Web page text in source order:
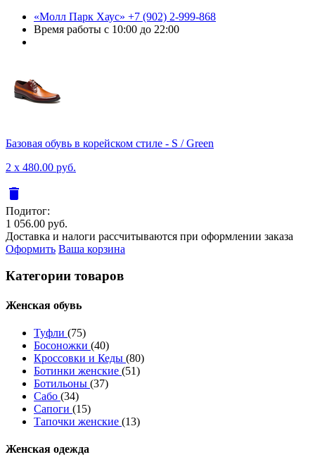
«Молл Парк Хаус» +7 (902) 2-999-868
Время работы с 10:00 до 22:00
Базовая обувь в корейском стиле - S / Green
2 x 480.00 руб.
delete
Подитог:
1 056.00 руб.
Доставка и налоги рассчитываются при оформлении заказа
Оформить Ваша корзина
Категории товаров
Женcкая обувь
Туфли (75)
Босоножки (40)
Кроссовки и Кеды (80)
Ботинки женские (51)
Ботильоны (37)
Сабо (34)
Сапоги (15)
Тапочки женские (13)
Женская одежда